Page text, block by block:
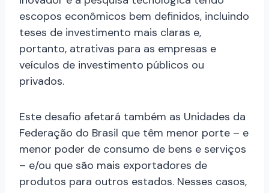
escopos econômicos bem definidos, incluindo
teses de investimento mais claras e,
portanto, atrativas para as empresas e
veículos de investimento públicos ou
privados.
Este desafio afetará também as Unidades da
Federação do Brasil que têm menor porte – e
menor poder de consumo de bens e serviços
– e/ou que são mais exportadores de
produtos para outros estados. Nesses casos,